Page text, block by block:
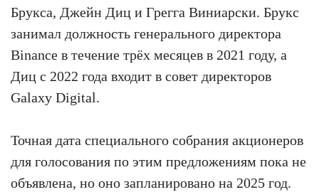
Брукса, Джейн Диц и Грегга Виниарски. Брукс
занимал должность генерального директора
Binance в течение трёх месяцев в 2021 году, а
Диц с 2022 года входит в совет директоров
Galaxy Digital.
Точная дата специального собрания акционеров
для голосования по этим предложениям пока не
объявлена, но оно запланировано на 2025 год.